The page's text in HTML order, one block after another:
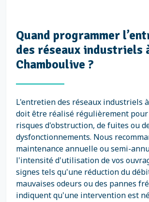
Quand programmer
des réseaux industriels
Chamboulive ?
L'entretien des réseaux industriels
doit être réalisé régulièrement
risques d'obstruction, de fuites ou
dysfonctionnements. Nous
maintenance annuelle ou semi-
l'intensité d'utilisation de vos
signes tels qu'une réduction du
mauvaises odeurs ou des pannes
indiquent qu'une intervention est